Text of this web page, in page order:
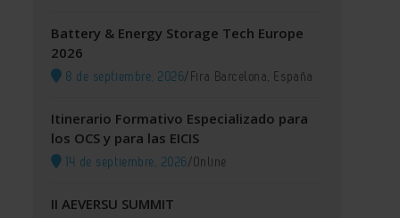
Battery & Energy Storage Tech Europe
2026
8 de septiembre, 2026/Fira Barcelona, España
Itinerario Formativo Especializado para
los OCS y para las EICIS
14 de septiembre, 2026/Online
II AEVERSU SUMMIT